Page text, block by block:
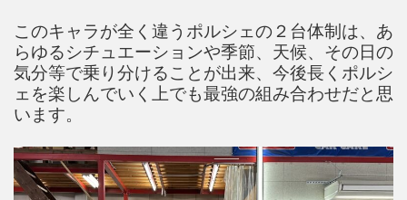
このキャラが全く違うポルシェの２台体制は、あ
らゆるシチュエーションや季節、天候、その日の
気分等で乗り分けることが出来、今後長くポルシ
ェを楽しんでいく上でも最強の組み合わせだと思
います。